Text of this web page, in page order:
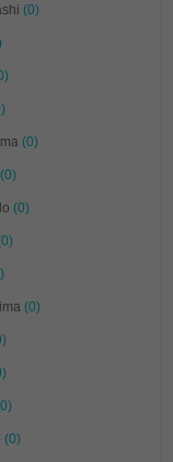
(0)
(0)
(0)
(0)
(0)
(0)